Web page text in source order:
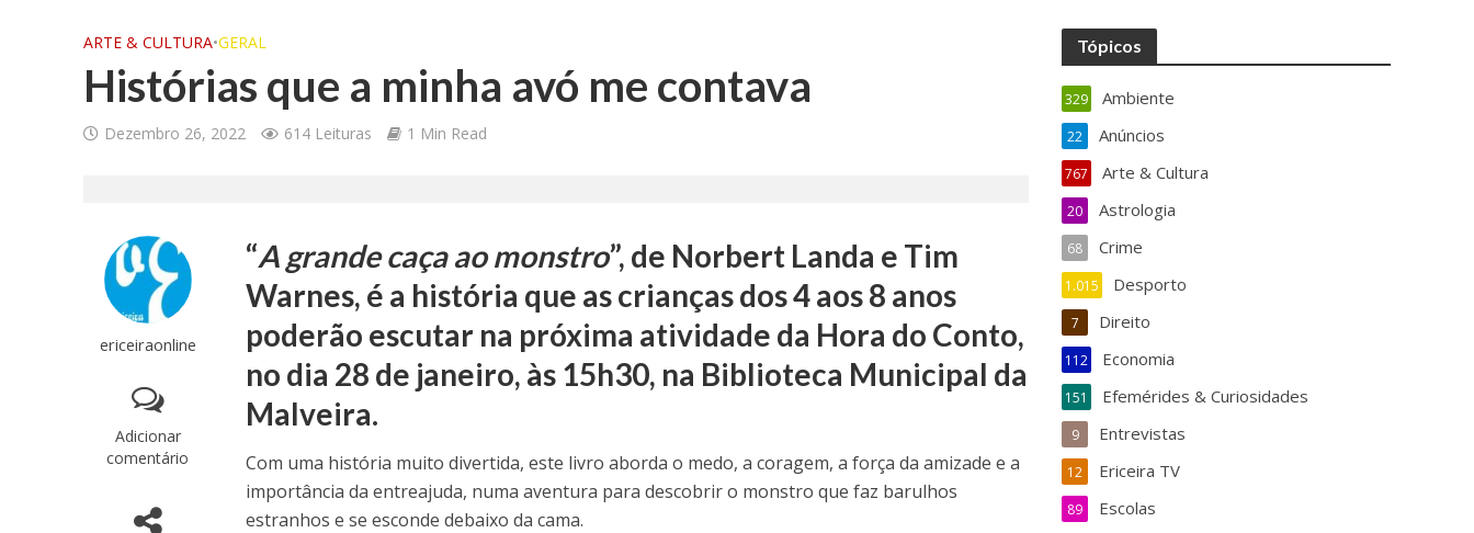
ARTE & CULTURA•GERAL
Histórias que a minha avó me contava
Dezembro 26, 2022 614 Leituras 1 Min Read
ericeiraonline
Adicionar
comentário
“A grande caça ao monstro”, de Norbert Landa e Tim
Warnes, é a história que as crianças dos 4 aos 8 anos
poderão escutar na próxima atividade da Hora do Conto,
no dia 28 de janeiro, às 15h30, na Biblioteca Municipal da
Malveira.
Com uma história muito divertida, este livro aborda o medo, a coragem, a força da amizade e a
importância da entreajuda, numa aventura para descobrir o monstro que faz barulhos
estranhos e se esconde debaixo dacama.
Tópicos
Ambiente
329
Anúncios
22
Arte & Cultura
767
Astrologia
20
Crime
68
Desporto
1.015
Direito
7
Economia
112
Efemérides & Curiosidades
151
Entrevistas
9
Ericeira TV
12
Escolas
89